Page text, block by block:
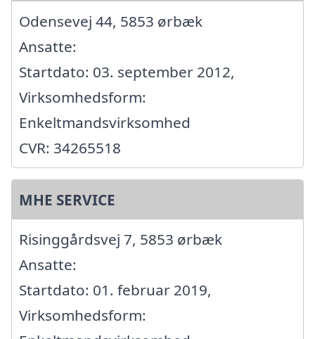
Odensevej 44, 5853 ørbæk
Ansatte:
Startdato: 03. september 2012,
Virksomhedsform:
Enkeltmandsvirksomhed
CVR: 34265518
MHE SERVICE
Risinggårdsvej 7, 5853 ørbæk
Ansatte:
Startdato: 01. februar 2019,
Virksomhedsform: